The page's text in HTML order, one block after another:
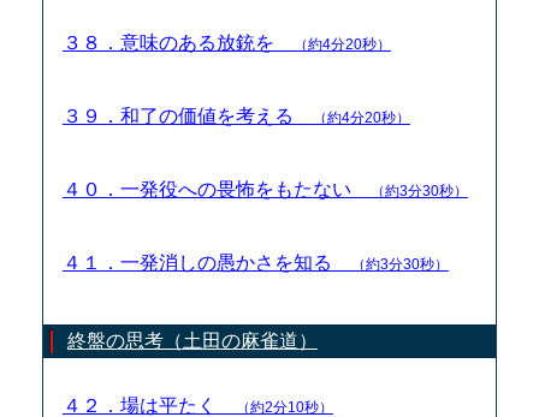
３８．意味のある放銃を （約4分20秒）
３９．和了の価値を考える （約4分20秒）
４０．一発役への畏怖をもたない （約3分30秒）
４１．一発消しの愚かさを知る （約3分30秒）
終盤の思考（土田の麻雀道）
４２．場は平たく （約2分10秒）